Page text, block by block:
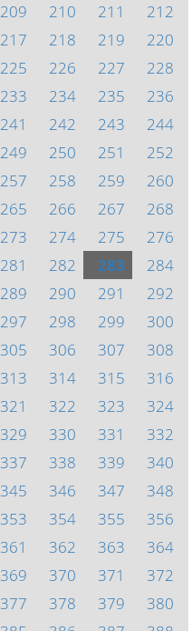
209 210 211
212
217 218 219
220
225 226 227
228
233 234 235
236
241 242 243
244
249 250 251
252
257 258 259
260
265 266 267
268
273 274 275
276
281 282 283
284
289 290 291
292
297 298 299
300
305 306 307
308
313 314 315
316
321 322 323
324
329 330 331
332
337 338 339
340
345 346 347
348
353 354 355
356
361 362 363
364
369 370 371
372
377 378 379
380